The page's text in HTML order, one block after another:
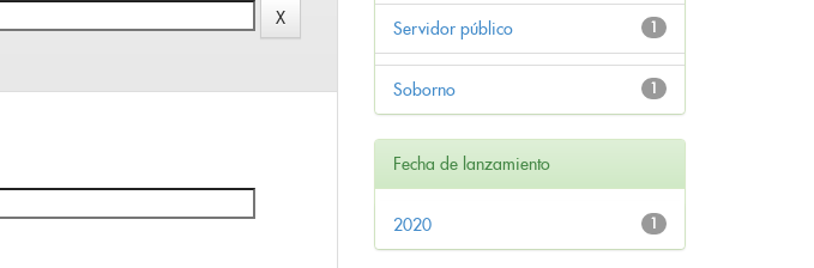
1
Servidor público
1
Soborno
Fecha de lanzamiento
1
2020